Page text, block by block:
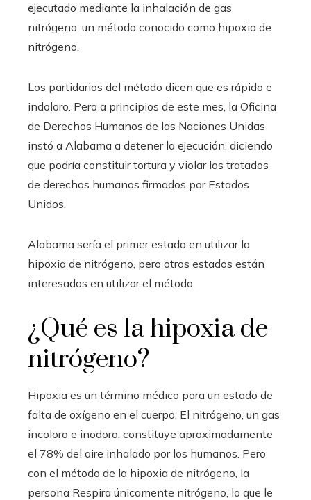
ejecutado mediante la inhalación de gas
nitrógeno, un método conocido como hipoxia de
nitrógeno.
Los partidarios del método dicen que es rápido e
indoloro. Pero a principios de este mes, la Oficina
de Derechos Humanos de las Naciones Unidas
instó a Alabama a detener la ejecución, diciendo
que podría constituir tortura y violar los tratados
de derechos humanos firmados por Estados
Unidos.
Alabama sería el primer estado en utilizar la
hipoxia de nitrógeno, pero otros estados están
interesados ​​en utilizar el método.
¿Qué es la hipoxia de
nitrógeno?
Hipoxia es un término médico para un estado de
falta de oxígeno en el cuerpo. El nitrógeno, un gas
incoloro e inodoro, constituye aproximadamente
el 78% del aire inhalado por los humanos. Pero
con el método de la hipoxia de nitrógeno, la
persona Respira únicamente nitrógeno, lo que le